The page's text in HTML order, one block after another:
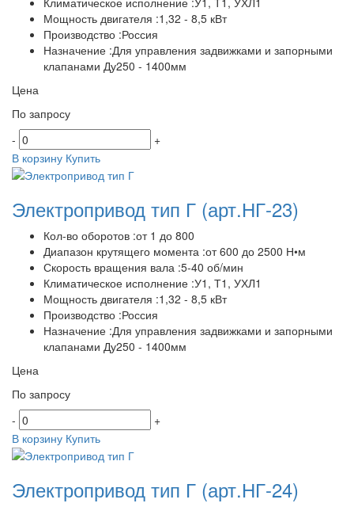
Мощность двигателя :1,32 - 8,5 кВт
Производство :Россия
Назначение :Для управления задвижками и запорными
клапанами Ду250 - 1400мм
Цена
По запросу
-
+
В корзину Купить
Электропривод тип Г (арт.НГ-23)
Кол-во оборотов :от 1 до 800
Диапазон крутящего момента :от 600 до 2500 Н•м
Скорость вращения вала :5-40 об/мин
Климатическое исполнение :У1, Т1, УХЛ1
Мощность двигателя :1,32 - 8,5 кВт
Производство :Россия
Назначение :Для управления задвижками и запорными
клапанами Ду250 - 1400мм
Цена
По запросу
-
+
В корзину Купить
Электропривод тип Г (арт.НГ-24)